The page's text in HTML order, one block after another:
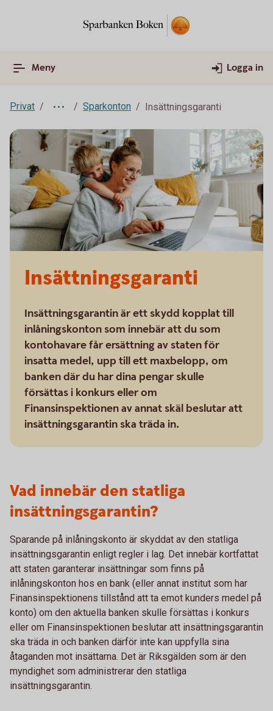
Meny Logga in
Privat Sparkonton Insättningsgaranti
Insättningsgaranti
Insättningsgarantin är ett skydd kopplat till
inlåningskonton som innebär att du som
kontohavare får ersättning av staten för
insatta medel, upp till ett maxbelopp, om
banken där du har dina pengar skulle
försättas i konkurs eller om
Finansinspektionen av annat skäl beslutar att
insättningsgarantin ska träda in.
Vad innebär den statliga
insättningsgarantin?
Sparande på inlåningskonto är skyddat av den statliga
insättningsgarantin enligt regler i lag. Det innebär kortfattat
att staten garanterar insättningar som finns på
inlåningskonton hos en bank (eller annat institut som har
Finansinspektionens tillstånd att ta emot kunders medel på
konto) om den aktuella banken skulle försättas i konkurs
eller om Finansinspektionen beslutar att insättningsgarantin
ska träda in och banken därför inte kan uppfylla sina
åtaganden mot insättarna. Det är Riksgälden som är den
myndighet som administrerar den statliga
insättningsgarantin.